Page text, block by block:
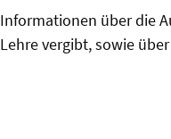
Informationen über die
Lehre vergibt, sowie